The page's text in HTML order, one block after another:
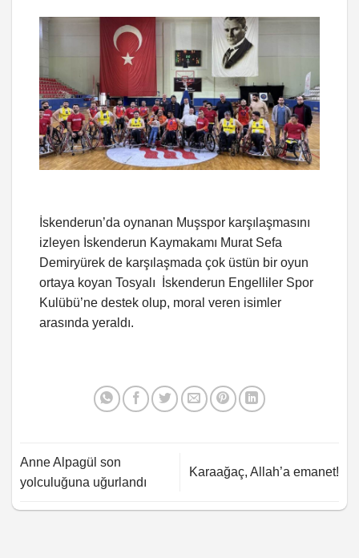
İskenderun’da oynanan Muşspor karşılaşmasını
izleyen İskenderun Kaymakamı Murat Sefa
Demiryürek de karşılaşmada çok üstün bir oyun
ortaya koyan Tosyalı İskenderun Engelliler Spor
Kulübü’ne destek olup, moral veren isimler
arasında yeraldı.
Anne Alpagül son
yolculuğuna uğurlandı
Karaağaç, Allah’a emanet!